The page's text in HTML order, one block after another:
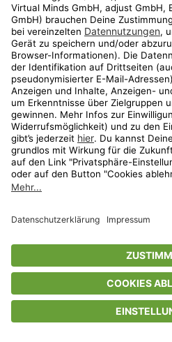
Privatsphäre-Einstellungen